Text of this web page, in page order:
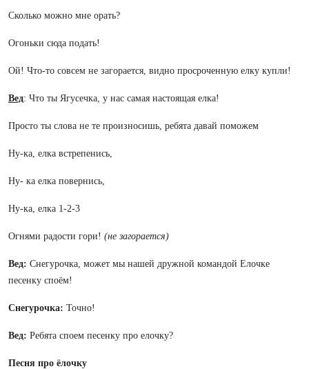
Сколько можно мне орать?
Огоньки сюда подать!
Ой! Что-то совсем не загорается, видно просроченную елку купли!
Вед: Что ты Ягусечка, у нас самая настоящая елка!
Просто ты слова не те произносишь, ребята давай поможем
Ну-ка, елка встрепенись,
Ну- ка елка повернись,
Ну-ка, елка 1-2-3
Огнями радости гори! (не загорается)
Вед: Снегурочка, может мы нашей дружной командой Елочке
песенку споём!
Снегурочка: Точно!
Вед: Ребята споем песенку про елочку?
Песня про ёлочку